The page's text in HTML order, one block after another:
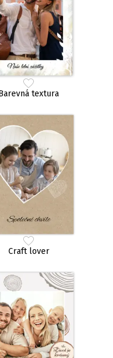
textura
Craft lover